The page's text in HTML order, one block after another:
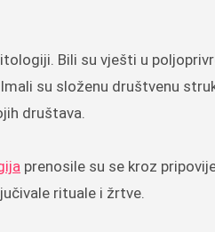
Bili su vješti u
su složenu društvenu
društava.
prenosile su se kroz
rituale i žrtve.